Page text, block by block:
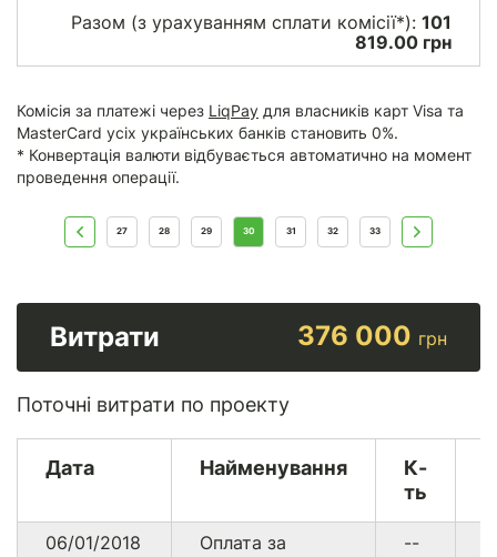
Разом (з урахуванням сплати комісії*): 101
819.00 грн
Комісія за платежі через LiqPay для власників карт Visa та
MasterCard усіх українських банків становить 0%.
* Конвертація валюти відбувається автоматично на момент
проведення операції.
27 28 29 30 31 32 33
Витрати 376 000 грн
Поточні витрати по проекту
Дата Найменування
К-
ть
06/01/2018
Оплата за
--